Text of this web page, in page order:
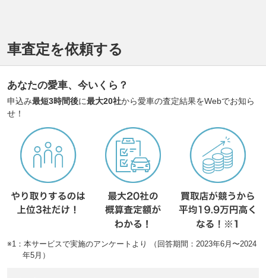
車査定を依頼する
あなたの愛車、今いくら？
申込み最短3時間後に最大20社から愛車の査定結果をWebでお知ら
せ！
※1：本サービスで実施のアンケートより （回答期間：2023年6月〜2024
年5月）